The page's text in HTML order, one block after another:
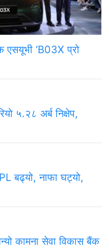
एसयूभी ‘B03X प्रो
५.२८ अर्ब निक्षेप,
बढ्यो, नाफा घट्यो,
कामना सेवा विकास बैंक